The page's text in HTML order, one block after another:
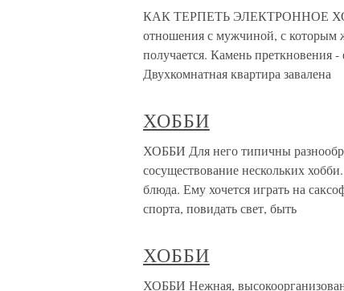
КАК ТЕРПЕТЬ ЭЛЕКТРОННОЕ
отношения с мужчиной, с которым
получается. Камень преткновения
Двухкомнатная квартира завалена
ХОББИ
ХОББИ Для него типичны
сосуществование нескольких
блюда. Ему хочется играть на
спорта, повидать свет, быть
ХОББИ
ХОББИ Нежная,